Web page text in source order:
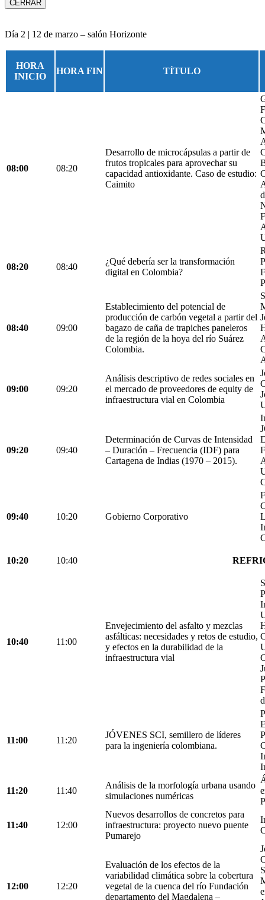
CERRAR
Día 2 | 12 de marzo – salón Horizonte
HORA
INICIO
HORA FIN TÍTULO
08:00 08:20
Desarrollo de microcápsulas a partir de
frutos tropicales para aprovechar su
capacidad antioxidante. Caso de estudio:
Caimito
08:20 08:40
¿Qué debería ser la transformación
digital en Colombia?
08:40 09:00
Establecimiento del potencial de
producción de carbón vegetal a partir del
bagazo de caña de trapiches paneleros
de la región de la hoya del río Suárez
Colombia.
09:00 09:20
Análisis descriptivo de redes sociales en
el mercado de proveedores de equity de
infraestructura vial en Colombia
09:20 09:40
Determinación de Curvas de Intensidad
– Duración – Frecuencia (IDF) para
Cartagena de Indias (1970 – 2015).
09:40 10:20 Gobierno Corporativo
10:20 10:40
10:40 11:00
Envejecimiento del asfalto y mezclas
asfálticas: necesidades y retos de estudio,
y efectos en la durabilidad de la
infraestructura vial
11:00 11:20
JÓVENES SCI, semillero de líderes
para la ingeniería colombiana.
11:20 11:40
Análisis de la morfología urbana usando
simulaciones numéricas
11:40 12:00
Nuevos desarrollos de concretos para
infraestructura: proyecto nuevo puente
Pumarejo
12:00 12:20
Evaluación de los efectos de la
variabilidad climática sobre la cobertura
vegetal de la cuenca del río Fundación
departamento del Magdalena –